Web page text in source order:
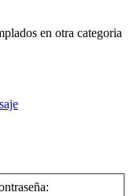
en otra categoria